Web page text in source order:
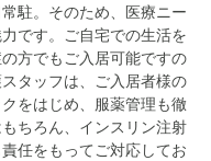
駐。そのため、医療ニー
です。ご自宅での生活を
方でもご入居可能ですの
タッフは、ご入居者様の
をはじめ、服薬管理も徹
ちろん、インスリン注射
任をもってご対応してお